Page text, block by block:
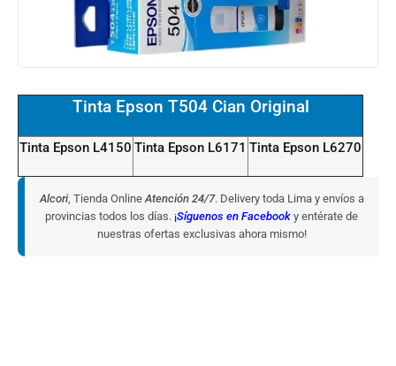
Tinta Epson T504 Cian Original
Tinta Epson L4150 Tinta Epson L6171 Tinta Epson L6270
Alcori, Tienda OnlineAtención 24/7. Delivery toda Lima y envíos a
provincias todos los días. ¡Síguenos en Facebook y entérate de
nuestras ofertas exclusivas ahora mismo!